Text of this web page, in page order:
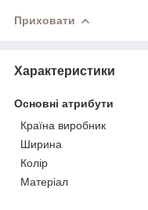
Приховати
Характеристики
Основні атрибути
Країна виробник
Ширина
Колір
Матеріал